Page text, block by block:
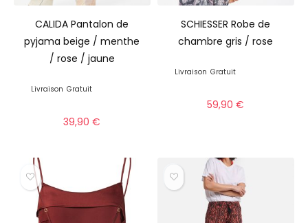
CALIDA Pantalon de
pyjama beige / menthe
/ rose / jaune
Livraison Gratuit
39,90€
SCHIESSER Robe de
chambre gris / rose
Livraison Gratuit
59,90€